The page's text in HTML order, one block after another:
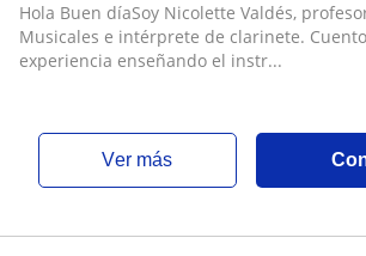
Hola Buen díaSoy Nicolette Valdés,
Musicales e intérprete de clarinete.
experiencia enseñando el instr...
ver más